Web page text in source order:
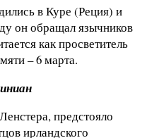
в Куре (Реция) и
он обращал язычников
как просветитель
– 6 марта.
предстояло
ирландского